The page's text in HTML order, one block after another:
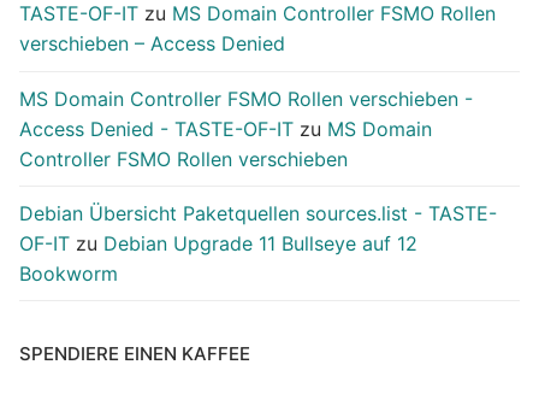
TASTE-OF-IT zu MS Domain Controller FSMO Rollen
verschieben – Access Denied
MS Domain Controller FSMO Rollen verschieben -
Access Denied - TASTE-OF-IT zu MS Domain
Controller FSMO Rollen verschieben
Debian Übersicht Paketquellen sources.list - TASTE-
OF-IT zu Debian Upgrade 11 Bullseye auf 12
Bookworm
SPENDIERE EINEN KAFFEE